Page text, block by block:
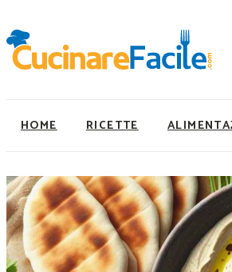
HOME RICETTE
Ricette Facili e Veloci
Ricette Primi Piatti
Ricette Antipasti
Ricette Dolci
Utility
Super
Ricette